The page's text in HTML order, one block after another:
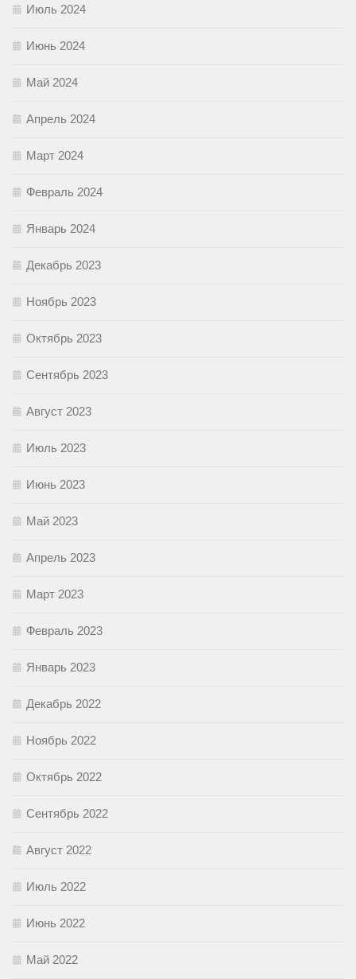
Июль 2024
Июнь 2024
Май 2024
Апрель 2024
Март 2024
Февраль 2024
Январь 2024
Декабрь 2023
Ноябрь 2023
Октябрь 2023
Сентябрь 2023
Август 2023
Июль 2023
Июнь 2023
Май 2023
Апрель 2023
Март 2023
Февраль 2023
Январь 2023
Декабрь 2022
Ноябрь 2022
Октябрь 2022
Сентябрь 2022
Август 2022
Июль 2022
Июнь 2022
Май 2022